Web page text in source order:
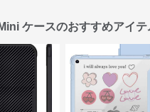
ケースのおすすめアイテ